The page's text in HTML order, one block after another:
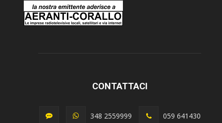
CONTATTACI
348 2559999 059 641430